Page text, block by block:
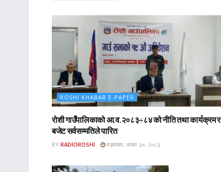
ROSHI KHABAR E-PAPER
रोशी गाउँपालिकाको आ.व.२०८३÷८४ को नीति तथा कार्यक्रम र
बजेट सर्वसम्मतिले पारित
BY RADIOROSHI मङ्लबार, असार ३०, २०८३